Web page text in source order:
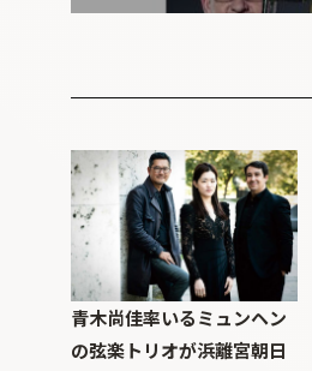
青木尚佳率いるミュンヘン
の弦楽トリオが浜離宮朝日